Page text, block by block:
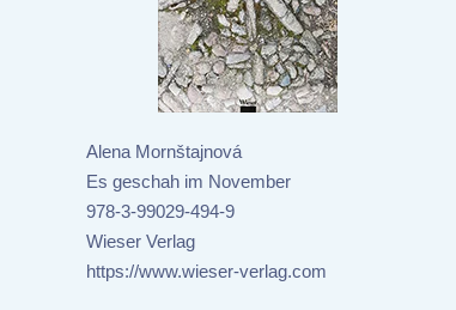
Alena Mornštajnová
Es geschah im November
978-3-99029-494-9
Wieser Verlag
https://www.wieser-verlag.com